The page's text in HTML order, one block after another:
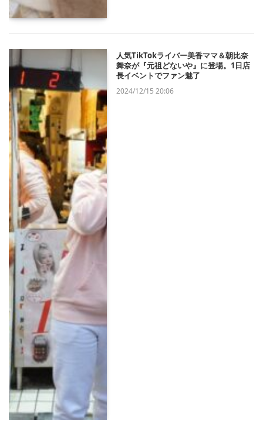
人気TikTokライバー美香ママ＆朝比奈
舞奈が『元祖どないや』に登場。1日店
長イベントでファン魅了
2024/12/15 20:06